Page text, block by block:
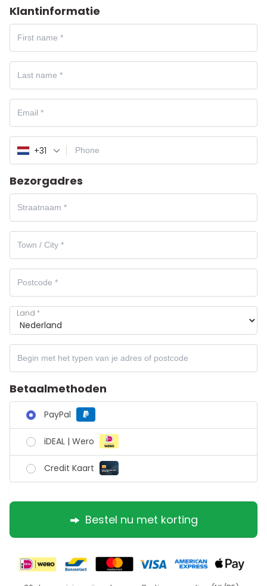
Klantinformatie
+31
Bezorgadres
Land *
Betaalmethoden
PayPal
iDEAL | Wero
Credit Kaart
Bestel nu met korting